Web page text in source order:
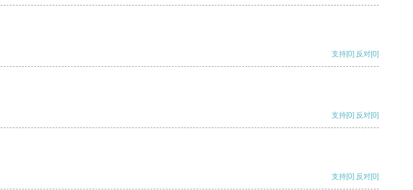
支持[0] 反对[0]
支持[0] 反对[0]
支持[0] 反对[0]